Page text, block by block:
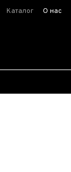
Каталог О нас